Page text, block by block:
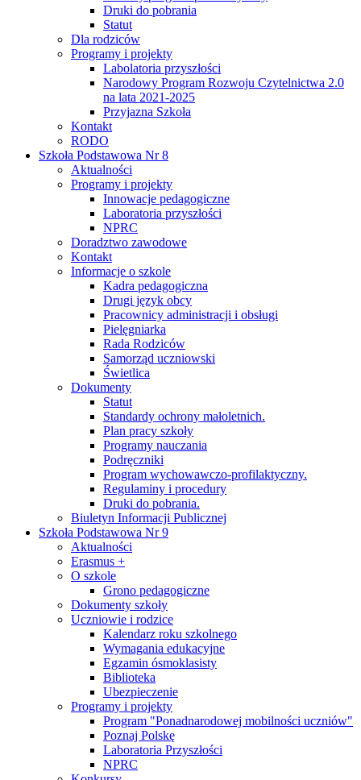
Druki do pobrania
Statut
Dla rodziców
Programy i projekty
Labolatoria przyszłości
Narodowy Program Rozwoju Czytelnictwa 2.0
na lata 2021-2025
Przyjazna Szkoła
Kontakt
RODO
Szkoła Podstawowa Nr 8
Aktualności
Programy i projekty
Innowacje pedagogiczne
Laboratoria przyszłości
NPRC
Doradztwo zawodowe
Kontakt
Informacje o szkole
Kadra pedagogiczna
Drugi język obcy
Pracownicy administracji i obsługi
Pielęgniarka
Rada Rodziców
Samorząd uczniowski
Świetlica
Dokumenty
Statut
Standardy ochrony małoletnich.
Plan pracy szkoły
Programy nauczania
Podręczniki
Program wychowawczo-profilaktyczny.
Regulaminy i procedury
Druki do pobrania.
Biuletyn Informacji Publicznej
Szkoła Podstawowa Nr 9
Aktualności
Erasmus +
O szkole
Grono pedagogiczne
Dokumenty szkoły
Uczniowie i rodzice
Kalendarz roku szkolnego
Wymagania edukacyjne
Egzamin ósmoklasisty
Biblioteka
Ubezpieczenie
Programy i projekty
Program "Ponadnarodowej mobilności uczniów"
Poznaj Polskę
Laboratoria Przyszłości
NPRC